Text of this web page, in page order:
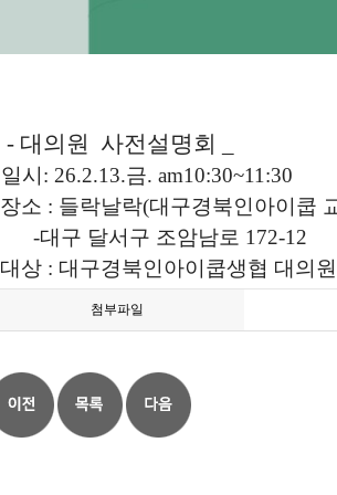
- 대의원 사전설명회 _
일시: 26.2.13.금. am10:30~11:30
장소 : 들락날락(대구경북인아이쿱
-대구 달서구 조암남로 172-12
대상 : 대구경북인아이쿱생협 대의원
첨부파일